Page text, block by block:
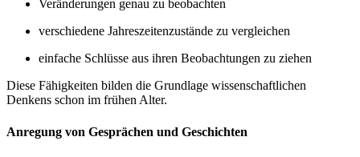
Veränderungen genau zu beobachten
verschiedene Jahreszeitenzustände zu vergleichen
einfache Schlüsse aus ihren Beobachtungen zu ziehen
Diese Fähigkeiten bilden die Grundlage wissenschaftlichen
Denkens schon im frühen Alter.
Anregung von Gesprächen und Geschichten